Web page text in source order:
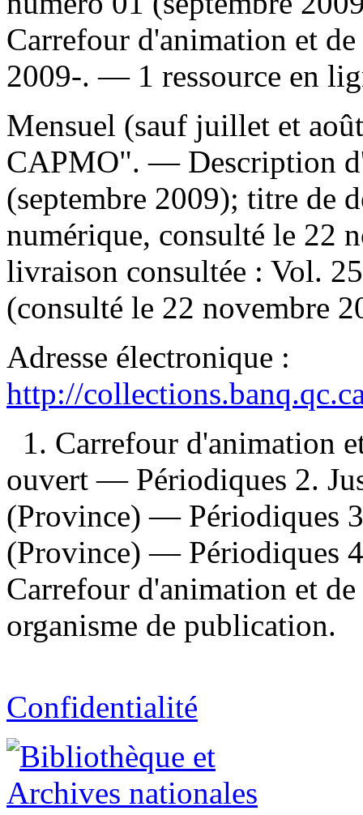
Carrefour d'animation et
2009-. — 1 ressource en
Mensuel (sauf juillet et
CAPMO". — Description
(septembre 2009); titre de
numérique, consulté le 22
livraison consultée : Vol.
(consulté le 22 novembre
Adresse électronique :
http://
1. Carrefour d'animation
ouvert — Périodiques 2.
(Province) — Périodiques
(Province) — Périodiques
Carrefour d'animation et
organisme de publication.
Confidentialité